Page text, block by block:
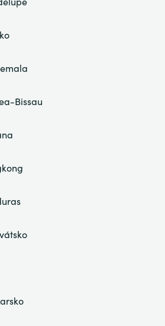
Bissau